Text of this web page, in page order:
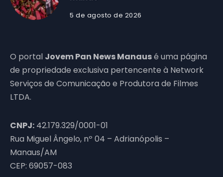
5 de agosto de 2026
O portal Jovem Pan News Manausé uma página
de propriedade exclusiva pertencente à Network
Serviços de Comunicação e Produtora de Filmes
LTDA.
CNPJ: 42.179.329/0001-01
Rua Miguel Ângelo, nº 04 – Adrianópolis –
Manaus/AM
CEP: 69057-083